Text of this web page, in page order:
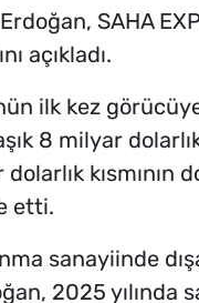
SAHA
açıkladı.
ilk kez
8 milyar
dolarlık
etti.
sanayiinde
2025 yılında